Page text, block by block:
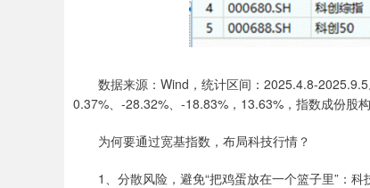
数据来源：Wind，统计区间：2025.4.8-2025.9.5
0.37%、-28.32%、-18.83%，13.63%，指数成份股
为何要通过宽基指数，布局科技行情？
1、分散风险，避免“把鸡蛋放在一个篮子里”：科